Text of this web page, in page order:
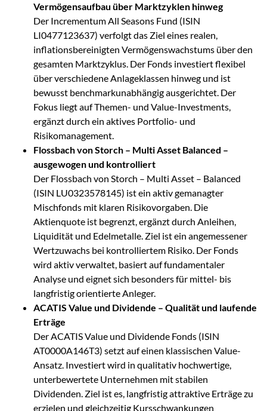
Vermögensaufbau über Marktzyklen hinweg
Der Incrementum All Seasons Fund (ISIN
LI0477123637) verfolgt das Ziel eines realen,
inflationsbereinigten Vermögenswachstums über den
gesamten Marktzyklus. Der Fonds investiert flexibel
über verschiedene Anlageklassen hinweg und ist
bewusst benchmarkunabhängig ausgerichtet. Der
Fokus liegt auf Themen- und Value-Investments,
ergänzt durch ein aktives Portfolio- und
Risikomanagement.
Flossbach von Storch – Multi Asset Balanced –
ausgewogen und kontrolliert
Der Flossbach von Storch – Multi Asset – Balanced
(ISIN LU0323578145) ist ein aktiv gemanagter
Mischfonds mit klaren Risikovorgaben. Die
Aktienquote ist begrenzt, ergänzt durch Anleihen,
Liquidität und Edelmetalle. Ziel ist ein angemessener
Wertzuwachs bei kontrolliertem Risiko. Der Fonds
wird aktiv verwaltet, basiert auf fundamentaler
Analyse und eignet sich besonders für mittel- bis
langfristig orientierte Anleger.
ACATIS Value und Dividende – Qualität und laufende
Erträge
Der ACATIS Value und Dividende Fonds (ISIN
AT0000A146T3) setzt auf einen klassischen Value-
Ansatz. Investiert wird in qualitativ hochwertige,
unterbewertete Unternehmen mit stabilen
Dividenden. Ziel ist es, langfristig attraktive Erträge zu
erzielen und gleichzeitig Kursschwankungen